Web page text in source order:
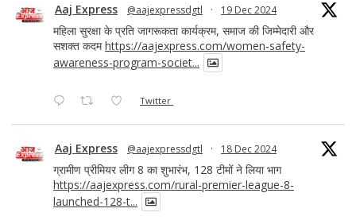
Aaj Express @aajexpressdgtl · 19 Dec 2024
महिला सुरक्षा के प्रति जागरूकता कार्यक्रम, समाज की जिम्मेदारी और
सशक्त कदमhttps://aajexpress.com/women-safety-
awareness-program-societ...
Twitter
Aaj Express @aajexpressdgtl · 18 Dec 2024
ग्रामीण प्रीमियर लीग 8 का शुभारंभ, 128 टीमों ने लिया भाग
https://aajexpress.com/rural-premier-league-8-
launched-128-t...